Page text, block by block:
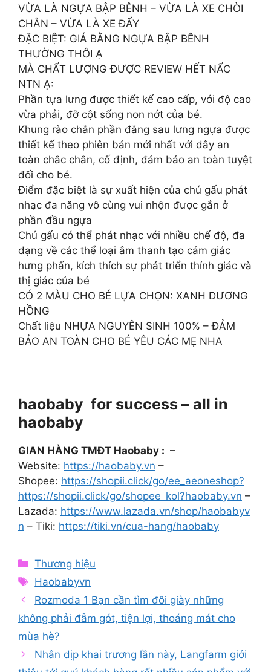
VỪA LÀ NGỰA BẬP BÊNH – VỪA LÀ XE CHÒI
CHÂN – VỪA LÀ XE ĐẨY
ĐẶC BIỆT: GIÁ BẰNG NGỰA BẬP BÊNH
THƯỜNG THÔI Ạ
MÀ CHẤT LƯỢNG ĐƯỢC REVIEW HẾT NẤC
NTN Ạ:
Phần tựa lưng được thiết kế cao cấp, với độ cao
vừa phải, đỡ cột sống non nớt của bé.
Khung rào chắn phần đằng sau lưng ngựa được
thiết kế theo phiên bản mới nhất với dây an
toàn chắc chắn, cố định, đảm bảo an toàn tuyệt
đối cho bé.
Điểm đặc biệt là sự xuất hiện của chú gấu phát
nhạc đa năng vô cùng vui nhộn được gắn ở
phần đầu ngựa
Chú gấu có thể phát nhạc với nhiều chế độ, đa
dạng về các thể loại âm thanh tạo cảm giác
hưng phấn, kích thích sự phát triển thính giác và
thị giác của bé
CÓ 2 MÀU CHO BÉ LỰA CHỌN: XANH DƯƠNG
HỒNG
Chất liệu NHỰA NGUYÊN SINH 100% – ĐẢM
BẢO AN TOÀN CHO BÉ YÊU CÁC MẸ NHA
haobaby for success – all in
haobaby
GIAN HÀNG TMĐT Haobaby : –
Website: https://haobaby.vn –
Shopee: https://shopii.click/go/ee_aeoneshop?
https://shopii.click/go/shopee_kol?haobaby.vn –
Lazada: https://www.lazada.vn/shop/haobabyv
n – Tiki: https://tiki.vn/cua-hang/haobaby
Categories
Thương hiệu
Tags
Haobabyvn
Rozmoda 1 Bạn cần tìm đôi giày những
không phải đẫm gót, tiện lợi, thoáng mát cho
mùa hè?
Nhân dịp khai trương lần này, Langfarm giới